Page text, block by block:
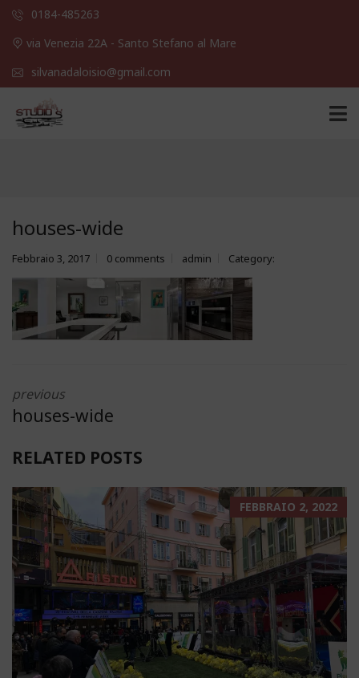
0184-485263
via Venezia 22A - Santo Stefano al Mare
silvanadaloisio@gmail.com
houses-wide
Febbraio 3, 2017 0 comments admin Category:
previous
houses-wide
RELATED POSTS
FEBBRAIO 2, 2022